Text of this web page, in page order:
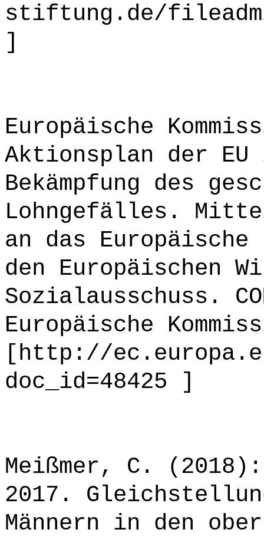
stiftung.de/
]
Europäische
Aktionsplan der EU
Bekämpfung des
Lohngefälles.
an das
den Europäischen
Sozialausschuss.
Europäische
[http://
doc_id=48425 ]
Meißmer, C.
2017.
Männern in den